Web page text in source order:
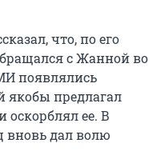
что, по его
с Жанной во
появлялись
якобы предлагал
оскорблял ее. В
вновь дал волю